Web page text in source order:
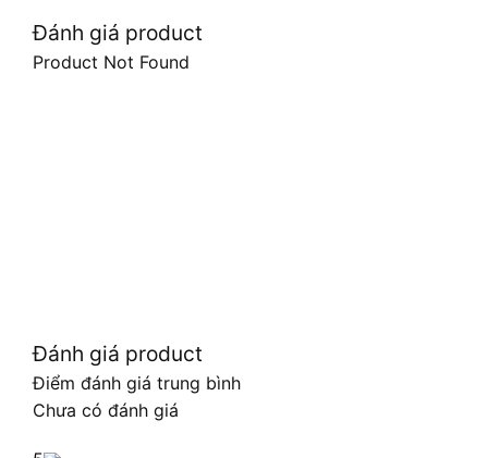
Đánh giá product
Product Not Found
Đánh giá product
Điểm đánh giá trung bình
Chưa có đánh giá